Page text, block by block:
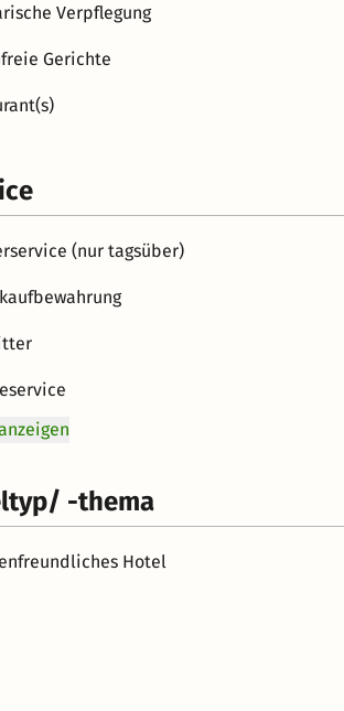
Verpflegung
Gerichte
(nur tagsüber)
-thema
Hotel